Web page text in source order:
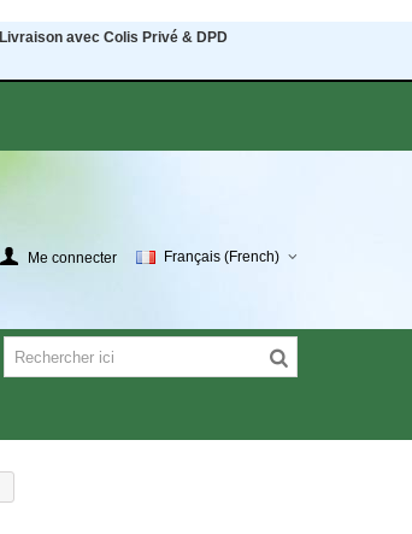
Livraison avec Colis Privé & DPD
Me connecter Français (French)